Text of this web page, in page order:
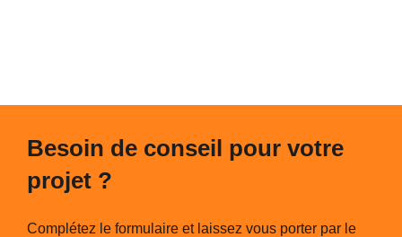
Besoin de conseil pour votre
projet ?
Complétez le formulaire et laissez vous porter par le